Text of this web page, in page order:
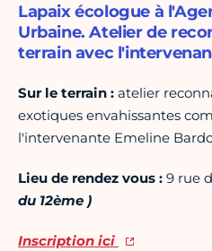
Lapaix écologue à
Urbaine. Atelier de
terrain avec
Sur le terrain : atelier
exotiques envahissantes
l'intervenante Emeline
Lieu de rendez vous : 9 rue
du 12ème )
Inscription ici